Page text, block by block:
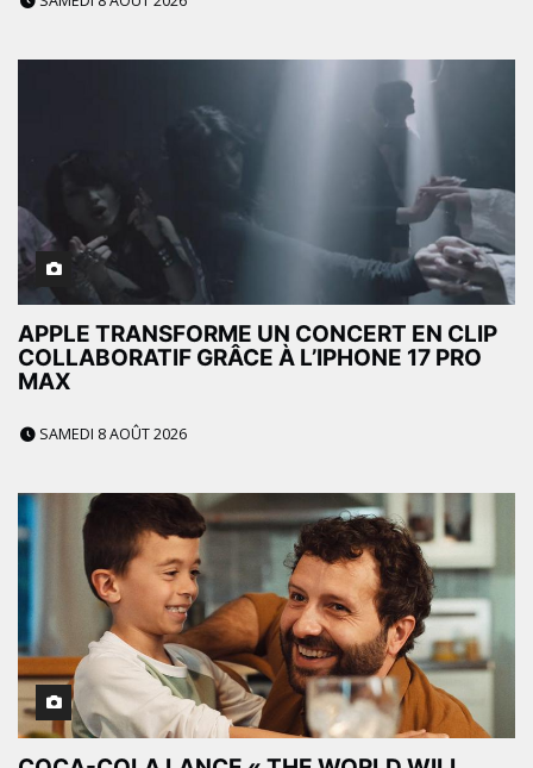
APPLE TRANSFORME UN CONCERT EN CLIP
COLLABORATIF GRÂCE À L’IPHONE 17 PRO
MAX
SAMEDI 8 AOÛT 2026